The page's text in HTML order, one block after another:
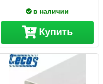
в наличии
Купить